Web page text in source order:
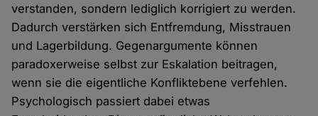
verstanden, sondern lediglich korrigiert zu werden.
Dadurch verstärken sich Entfremdung, Misstrauen
und Lagerbildung. Gegenargumente können
paradoxerweise selbst zur Eskalation beitragen,
wenn sie die eigentliche Konfliktebene verfehlen.
Psychologisch passiert dabei etwas